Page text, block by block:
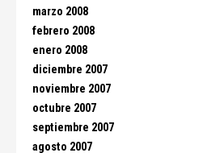
marzo 2008
febrero 2008
enero 2008
diciembre 2007
noviembre 2007
octubre 2007
septiembre 2007
agosto 2007